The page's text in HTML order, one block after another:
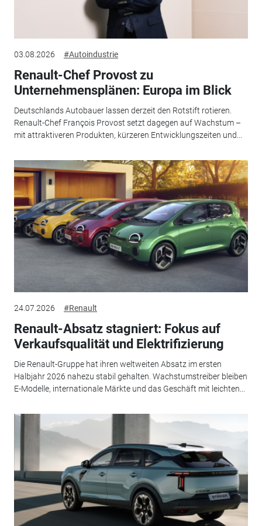
03.08.2026 #Autoindustrie
Renault-Chef Provost zu
Unternehmensplänen: Europa im Blick
Deutschlands Autobauer lassen derzeit den Rotstift rotieren.
Renault-Chef François Provost setzt dagegen auf Wachstum –
mit attraktiveren Produkten, kürzeren Entwicklungszeiten und...
24.07.2026 #Renault
Renault-Absatz stagniert: Fokus auf
Verkaufsqualität und Elektrifizierung
Die Renault-Gruppe hat ihren weltweiten Absatz im ersten
Halbjahr 2026 nahezu stabil gehalten. Wachstumstreiber bleiben
E-Modelle, internationale Märkte und das Geschäft mit leichten...